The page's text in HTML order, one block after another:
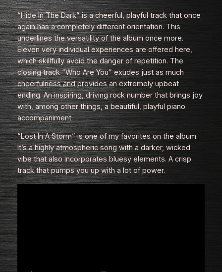
“Hide In The Dark” is a cheerful, playful track that once
again has a completely different orientation. This
underlines the versatility of the album once more.
Eleven very individual experiences are offered here,
which skillfully avoid the danger of repetition. The
closing track “Who Are You” exudes just as much
cheerfulness and provides an extremely upbeat
ending. An inspiring, driving rock number that brings joy
with, among other things, a beautiful, playful piano
accompaniment.
“Lost In A Storm” is one of my favorites on the album.
It’s a highly atmospheric song with a darker, wicked
vibe that also incorporates bluesy elements. A crisp
track that pumps you up with a lot of power.